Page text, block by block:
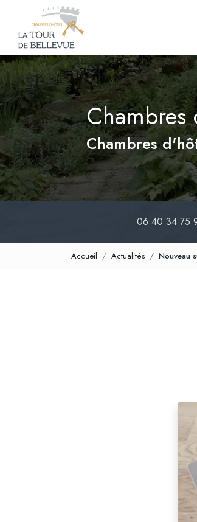
contenu
principal
Chambres
Chambres
06 40 34 75
Accueil Actualités Nouveau